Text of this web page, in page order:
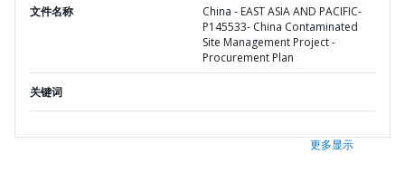
文件名称
China - EAST ASIA AND PACIFIC-
P145533- China Contaminated
Site Management Project -
Procurement Plan
关键词
更多显示